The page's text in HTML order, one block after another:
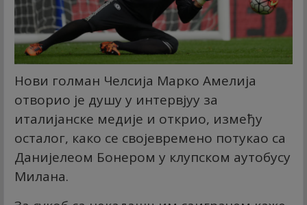
Нови голман Челсија Марко Амелија
отворио је душу у интервјуу за
италијанске медије и открио, између
осталог, како се својевремено потукао са
Данијелеом Бонером у клупском аутобусу
Милана.